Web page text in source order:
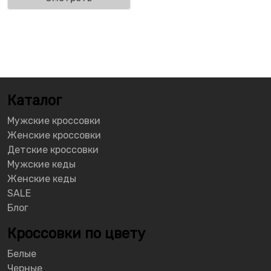
Каталог
Мужские кроссовки
Женские кроссовки
Детские кроссовки
Мужские кеды
Женские кеды
SALE
Блог
Кроссовки по цвету
Белые
Черные